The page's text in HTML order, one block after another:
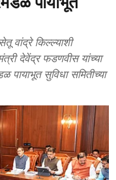
वांद्रे किल्ल्याशी
देवेंद्र फडणवीस यांच्या
पायाभूत सुविधा समितीच्या